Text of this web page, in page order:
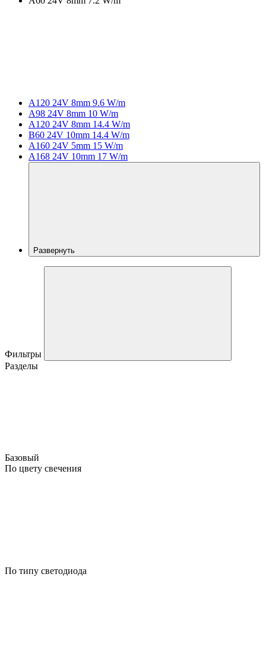
A120 24V 8mm 9.6 W/m
A98 24V 8mm 10 W/m
A120 24V 8mm 14.4 W/m
B60 24V 10mm 14.4 W/m
A160 24V 5mm 15 W/m
A168 24V 10mm 17 W/m
Развернуть
Фильтры
Разделы
Базовый
По цвету свечения
По типу светодиода